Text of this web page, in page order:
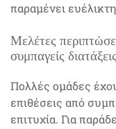
παραμένει
Μελέτες
συμπαγείς
Πολλές ομάδες
επιθέσεις από
επιτυχία. Για